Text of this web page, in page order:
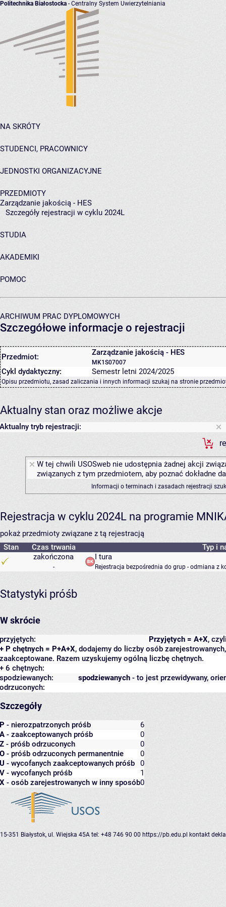
Politechnika Białostocka - Centralny System Uwierzytelniania
NA SKRÓTY
STUDENCI, PRACOWNICY
JEDNOSTKI ORGANIZACYJNE
PRZEDMIOTY
Zarządzanie jakością - HES
Szczegóły rejestracji w cyklu 2024L
STUDIA
AKADEMIKI
POMOC
ARCHIWUM PRAC DYPLOMOWYCH
Szczegółowe informacje o rejestracji
Przedmiot: Zarządzanie jakością - HES
MK1S07007
Cykl dydaktyczny: Semestr letni 2024/2025
Opisu przedmiotu, zasad zaliczania i innych informacji szukaj na stronie
Aktualny stan oraz możliwe akcje
Aktualny tryb rejestracji:
W tej chwili USOSweb nie udostępnia żadnej akcji
związanych z tym przedmiotem, aby poznać dokładne
Informacji o terminach i zasadach rejestracji
Rejestracja w cyklu 2024L na programie
pokaż przedmioty związane z tą rejestracją
Stan
Czas trwania
Typ i
zakończona
-
I tura
Rejestracja bezpośrednia do grup - odmiana z
Statystyki próśb
W skrócie
Przyjętych = A+X,
przyjętych:
+ P chętnych = P+A+X, dodajemy do liczby osób
zaakceptowane. Razem uzyskujemy ogólną liczbę chętnych.
+ 6 chętnych:
spodziewanych - to jest przewidywany,
spodziewanych:
odrzuconych:
Szczegóły
P - nierozpatrzonych próśb
6
A - zaakceptowanych próśb
0
Z - próśb odrzuconych
0
O - próśb odrzuconych permanentnie
0
U - wycofanych zaakceptowanych próśb
0
V - wycofanych próśb
1
X - osób zarejestrowanych w inny sposób0
15-351 Białystok, ul. Wiejska 45A tel: +48 746 90 00 https://pb.edu.pl kontakt